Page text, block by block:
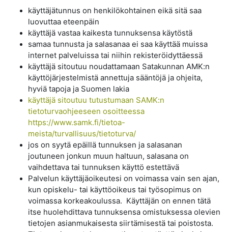
käyttäjätunnus on henkilökohtainen eikä sitä saa
luovuttaa eteenpäin
käyttäjä vastaa kaikesta tunnuksensa käytöstä
samaa tunnusta ja salasanaa ei saa käyttää muissa
internet palveluissa tai niihin rekisteröidyttäessä
käyttäjä sitoutuu noudattamaan Satakunnan AMK:n
käyttöjärjestelmistä annettuja sääntöjä ja ohjeita,
hyviä tapoja ja Suomen lakia
käyttäjä sitoutuu tutustumaan SAMK:n
tietoturvaohjeeseen osoitteessa
https://www.samk.fi/tietoa-
meista/turvallisuus/tietoturva/
jos on syytä epäillä tunnuksen ja salasanan
joutuneen jonkun muun haltuun, salasana on
vaihdettava tai tunnuksen käyttö estettävä
Palvelun käyttäjäoikeutesi on voimassa vain sen ajan,
kun opiskelu- tai käyttöoikeus tai työsopimus on
voimassa korkeakoulussa. Käyttäjän on ennen tätä
itse huolehdittava tunnuksensa omistuksessa olevien
tietojen asianmukaisesta siirtämisestä tai poistosta.